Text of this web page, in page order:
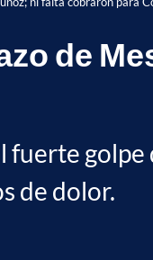
de
de dolor.